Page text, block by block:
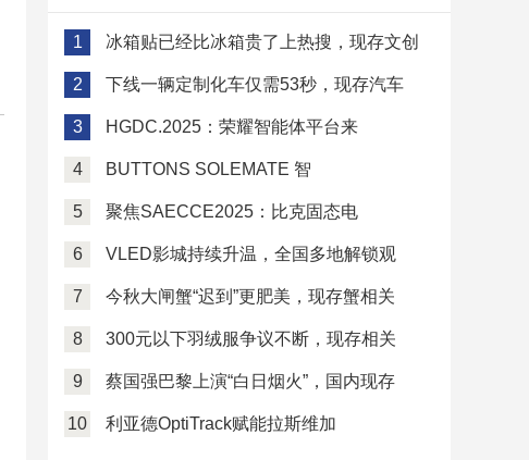
1 冰箱贴已经比冰箱贵了上热搜，现存文创
2 下线一辆定制化车仅需53秒，现存汽车
3 HGDC.2025：荣耀智能体平台来
4 BUTTONS SOLEMATE 智
5 聚焦SAECCE2025：比克固态电
6 VLED影城持续升温，全国多地解锁观
7 今秋大闸蟹“迟到”更肥美，现存蟹相关
8 300元以下羽绒服争议不断，现存相关
9 蔡国强巴黎上演“白日烟火”，国内现存
10 利亚德OptiTrack赋能拉斯维加